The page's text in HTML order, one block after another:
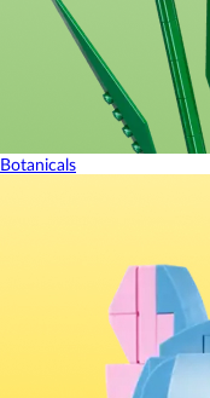
Botanicals